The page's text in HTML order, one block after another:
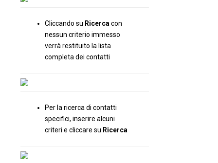
Cliccando su Ricerca con
nessun criterio immesso
verrà restituito la lista
completa dei contatti
Per la ricerca di contatti
specifici, inserire alcuni
criteri e cliccare su Ricerca